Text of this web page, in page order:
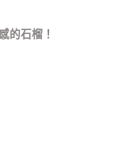
的石榴！